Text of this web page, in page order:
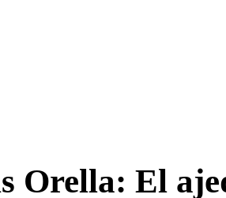
Orella: El